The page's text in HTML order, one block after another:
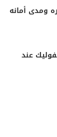
ومدى أمانه
عند